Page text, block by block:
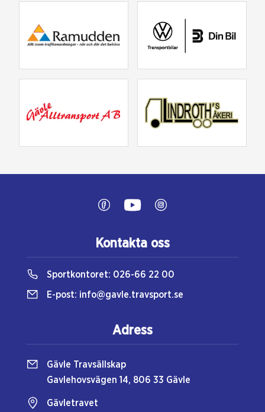
Kontakta oss
Sportkontoret: 026-66 22 00
E-post: info@gavle.travsport.se
Adress
Gävle Travsällskap
Gavlehovsvägen 14, 806 33 Gävle
Gävletravet